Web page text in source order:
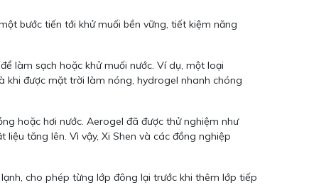
bước tiến tới khử muối bền vững, tiết kiệm năng
làm sạch hoặc khử muối nước. Ví dụ, một loại
được mặt trời làm nóng, hydrogel nhanh chóng
hoặc hơi nước. Aerogel đã được thử nghiệm như
tăng lên. Vì vậy, Xi Shen và các đồng nghiệp
cho phép từng lớp đông lại trước khi thêm lớp tiếp